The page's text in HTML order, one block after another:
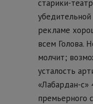
старики-
рекламе
всем Голова.
молчит;
усталость
«Лабардан-с»
премьерного